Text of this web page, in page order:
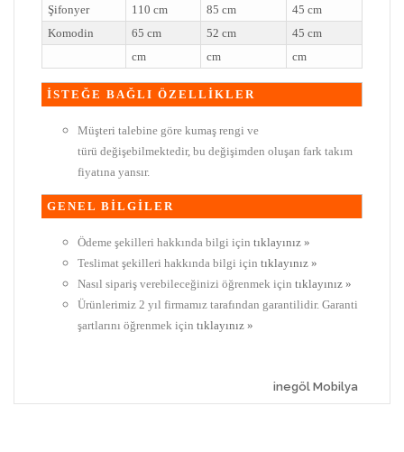
Şifonyer
110 cm 85 cm
45 cm
Komodin
65 cm 52 cm
45 cm
cm
cm cm
İSTEĞE BAĞLI ÖZELLİKLER
Müşteri talebine göre kumaş rengi ve
türü değişebilmektedir, bu değişimden oluşan fark takım
fiyatına yansır.
GENEL BİLGİLER
Ödeme şekilleri hakkında bilgi için tıklayınız »
Teslimat şekilleri hakkında bilgi için tıklayınız »
Nasıl sipariş verebileceğinizi öğrenmek için tıklayınız »
Ürünlerimiz 2 yıl firmamız tarafından garantilidir. Garanti
şartlarını öğrenmek için tıklayınız »
inegöl Mobilya